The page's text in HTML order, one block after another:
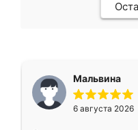
Мальвина
6 августа 2026